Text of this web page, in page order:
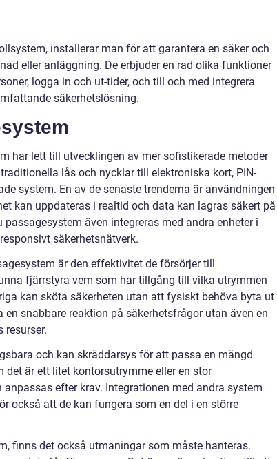
installerar man för att garantera en säker och
eller anläggning. De erbjuder en rad olika funktioner
logga in och ut-tider, och till och med integrera
säkerhetslösning.
har lett till utvecklingen av mer sofistikerade metoder
lås och nycklar till elektroniska kort, PIN-
system. En av de senaste trenderna är användningen
kan uppdateras i realtid och data kan lagras säkert på
även integreras med andra enheter i
säkerhetsnätverk.
är den effektivitet de försörjer till
fjärrstyra vem som har tillgång till vilka utrymmen
kan sköta säkerheten utan att fysiskt behöva byta ut
snabbare reaktion på säkerhetsfrågor utan även en
resurser.
och kan skräddarsys för att passa en mängd
är ett litet kontorsutrymme eller en stor
efter krav. Integrationen med andra system
också att de kan fungera som en del i en större
finns det också utmaningar som måste hanteras.